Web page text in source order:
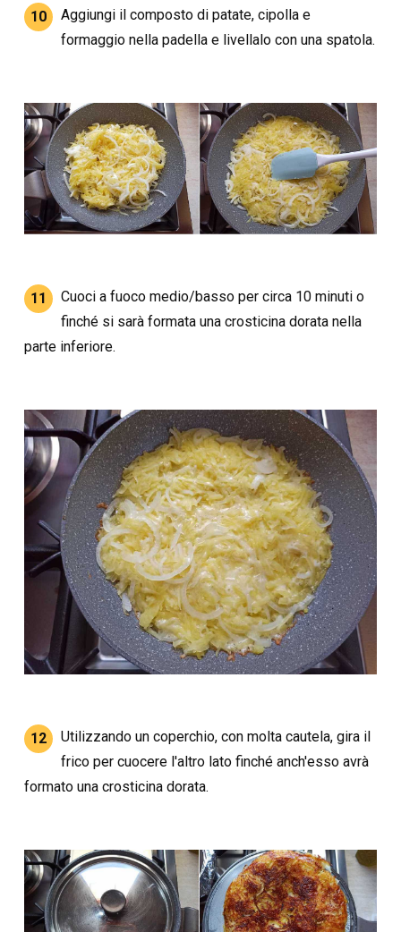
10
Aggiungi il composto di patate, cipolla e
formaggio nella padella e livellalo con una spatola.
11
Cuoci a fuoco medio/basso per circa 10 minuti o
finché si sarà formata una crosticina dorata nella
parte inferiore.
12
Utilizzando un coperchio, con molta cautela, gira il
frico per cuocere l'altro lato finché anch'esso avrà
formato una crosticina dorata.